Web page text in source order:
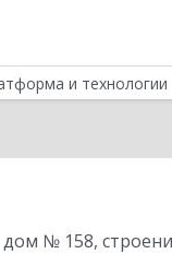
и технологии
№ 158,